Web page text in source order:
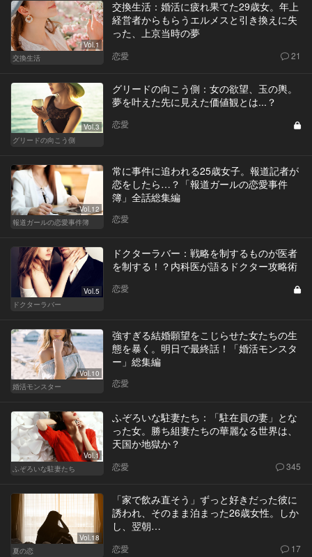
Vol.1
交換生活
交換生活：婚活に疲れ果てた29歳女。年上
経営者からもらうエルメスと引き換えに失
った、上京当時の夢
恋愛 21
Vol.3
グリードの向こう側
グリードの向こう側：女の欲望、玉の輿。
夢を叶えた先に見えた価値観とは...？
恋愛
Vol.12
報道ガールの恋愛事件簿
常に事件に追われる25歳女子。報道記者が
恋をしたら…？「報道ガールの恋愛事件
簿」全話総集編
恋愛
Vol.5
ドクターラバー
ドクターラバー：戦略を制するものが医者
を制する！？内科医が語るドクター攻略術
恋愛
Vol.10
婚活モンスター
強すぎる結婚願望をこじらせた女たちの生
態を暴く。明日で最終話！「婚活モンスタ
ー」総集編
恋愛
Vol.1
ふぞろいな駐妻たち
ふぞろいな駐妻たち：「駐在員の妻」とな
った女。勝ち組妻たちの華麗なる世界は、
天国か地獄か？
恋愛 345
Vol.18
夏の恋
「家で飲み直そう」ずっと好きだった彼に
誘われ、そのまま泊まった26歳女性。しか
し、翌朝…
恋愛 17